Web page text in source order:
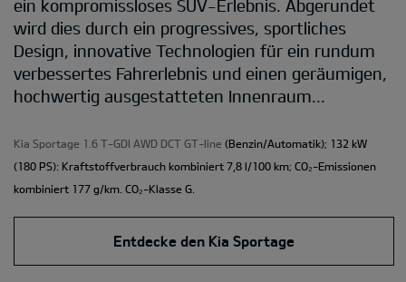
ein kompromissloses SUV-Erlebnis. Abgerundet
wird dies durch ein progressives, sportliches
Design, innovative Technologien für ein rundum
verbessertes Fahrerlebnis und einen geräumigen,
hochwertig ausgestatteten Innenraum...
Kia Sportage 1.6 T-GDI AWD DCT GT-line (Benzin/Automatik); 132 kW
(180 PS): Kraftstoffverbrauch kombiniert 7,8 l/100 km; CO₂-Emissionen
kombiniert 177 g/km. CO₂-Klasse G.
Entdecke den Kia Sportage